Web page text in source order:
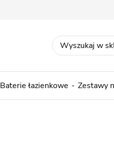
Baterie łazienkowe Zestawy